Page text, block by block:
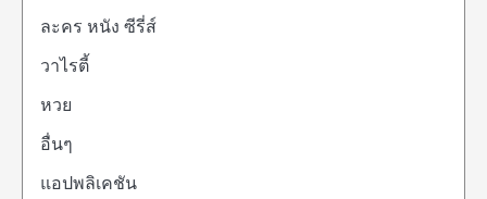
ละคร หนัง ซีรี่ส์
วาไรตี้
หวย
อื่นๆ
แอปพลิเคชัน